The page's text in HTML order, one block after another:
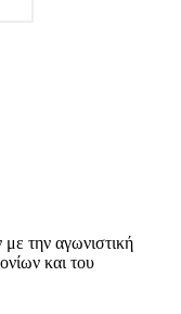
την αγωνιστική
και του